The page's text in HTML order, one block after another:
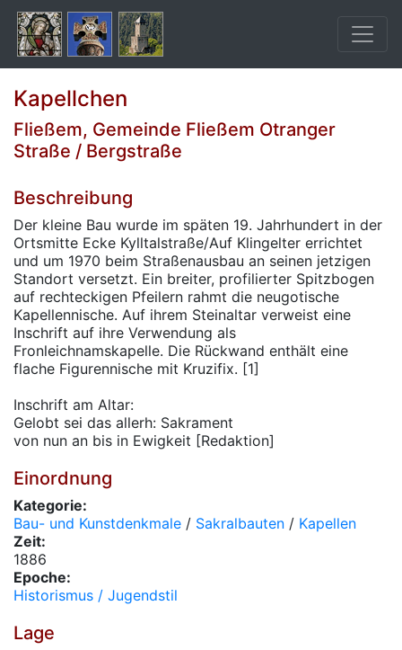
Kapellchen
Fließem, Gemeinde Fließem Otranger
Straße / Bergstraße
Beschreibung
Der kleine Bau wurde im späten 19. Jahrhundert in der
Ortsmitte Ecke Kylltalstraße/Auf Klingelter errichtet
und um 1970 beim Straßenausbau an seinen jetzigen
Standort versetzt. Ein breiter, profilierter Spitzbogen
auf rechteckigen Pfeilern rahmt die neugotische
Kapellennische. Auf ihrem Steinaltar verweist eine
Inschrift auf ihre Verwendung als
Fronleichnamskapelle. Die Rückwand enthält eine
flache Figurennische mit Kruzifix. [1]
Inschrift am Altar:
Gelobt sei das allerh: Sakrament
von nun an bis in Ewigkeit [Redaktion]
Einordnung
Kategorie:
Bau- und Kunstdenkmale / Sakralbauten / Kapellen
Zeit:
1886
Epoche:
Historismus / Jugendstil
Lage